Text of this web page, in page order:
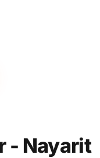
- Nayarit